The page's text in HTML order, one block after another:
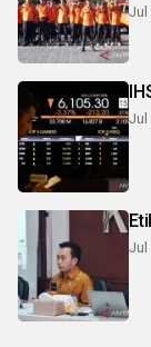
Jul
Jul
Jul